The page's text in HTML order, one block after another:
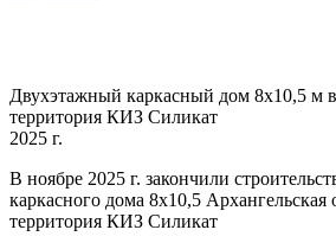
Двухэтажный каркасный дом 8х10,5 м в
территория КИЗ Силикат
2025 г.
В ноябре 2025 г. закончили
каркасного дома 8х10,5 Архангельская
территория КИЗ Силикат